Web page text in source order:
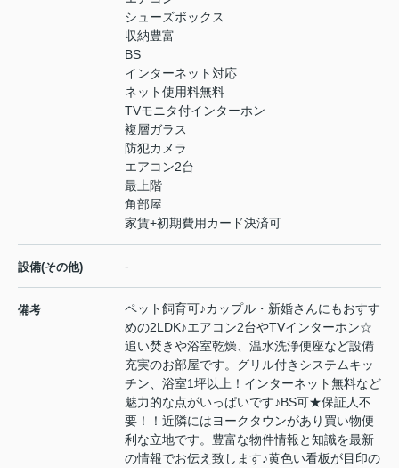
シューズボックス
収納豊富
BS
インターネット対応
ネット使用料無料
TVモニタ付インターホン
複層ガラス
防犯カメラ
エアコン2台
最上階
角部屋
家賃+初期費用カード決済可
設備(その他) -
備考
ペット飼育可♪カップル・新婚さんにもおすす
めの2LDK♪エアコン2台やTVインターホン☆
追い焚きや浴室乾燥、温水洗浄便座など設備
充実のお部屋です。グリル付きシステムキッ
チン、浴室1坪以上！インターネット無料など
魅力的な点がいっぱいです♪BS可★保証人不
要！！近隣にはヨークタウンがあり買い物便
利な立地です。豊富な物件情報と知識を最新
の情報でお伝え致します♪黄色い看板が目印の